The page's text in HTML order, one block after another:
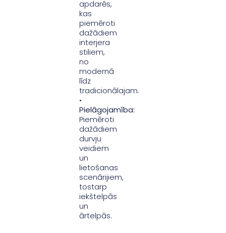
apdarēs,
kas
piemēroti
dažādiem
interjera
stiliem,
no
modernā
līdz
tradicionālajam.
•
Pielāgojamība:
Piemēroti
dažādiem
durvju
veidiem
un
lietošanas
scenārijiem,
tostarp
iekštelpās
un
ārtelpās.